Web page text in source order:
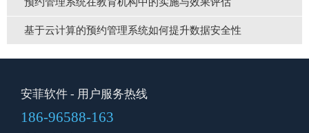
基于云计算的预约管理系统如何提升数据安全性
安菲软件 - 用户服务热线
186-96588-163